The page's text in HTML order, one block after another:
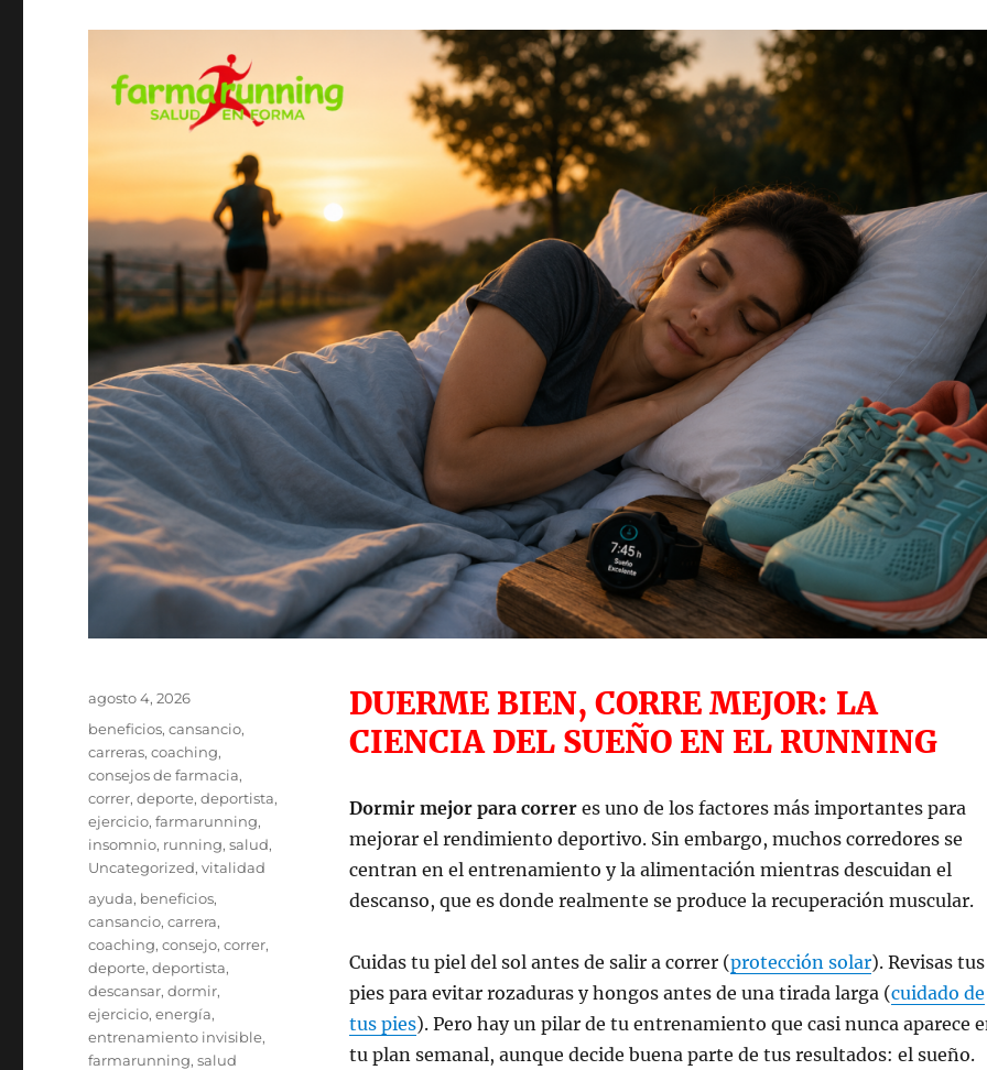
DUERME BIEN, CORRE MEJOR: LA
CIENCIA DEL SUEÑO EN EL RUNNING
Dormir mejor para correres uno de los factores más importantes para
mejorar el rendimiento deportivo. Sin embargo, muchos corredores se
centran en el entrenamiento y la alimentación mientras descuidan el
descanso, que es donde realmente se produce la recuperación muscular.
Cuidas tu piel del sol antes de salir a correr (protección solar). Revisas tus
pies para evitar rozaduras y hongos antes de una tirada larga (cuidado de
tus pies). Pero hay un pilar de tu entrenamiento que casi nunca aparece
tu plan semanal, aunque decide buena parte de tus resultados: el sueño.
Publicado
el
agosto 4, 2026
Categorías
beneficios,cansancio,
carreras,coaching,
consejos de farmacia,
correr,deporte,deportista,
ejercicio,farmarunning,
insomnio, running,salud,
Uncategorized,vitalidad
Etiquetas
ayuda, beneficios,
cansancio,carrera,
coaching,consejo,correr,
deporte,deportista,
descansar,dormir,
ejercicio,energía,
entrenamiento invisible,
farmarunning,salud